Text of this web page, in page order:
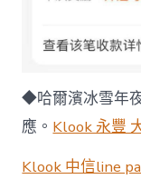
◆哈爾濱冰雪年
應。 Klook 永豐
Klook 中信line